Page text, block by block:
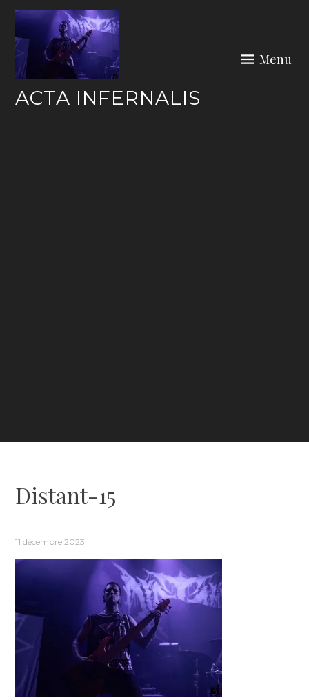
Skip
content
ACTA INFERNALIS
Menu
Distant-15
11 décembre 2023